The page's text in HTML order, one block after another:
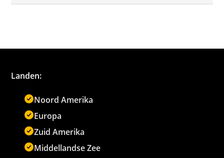
Landen:
Noord Amerika
Europa
Zuid Amerika
Middellandse Zee